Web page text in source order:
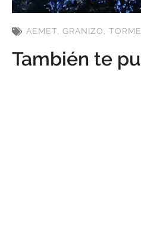
AEMET, GRANIZO,
También te